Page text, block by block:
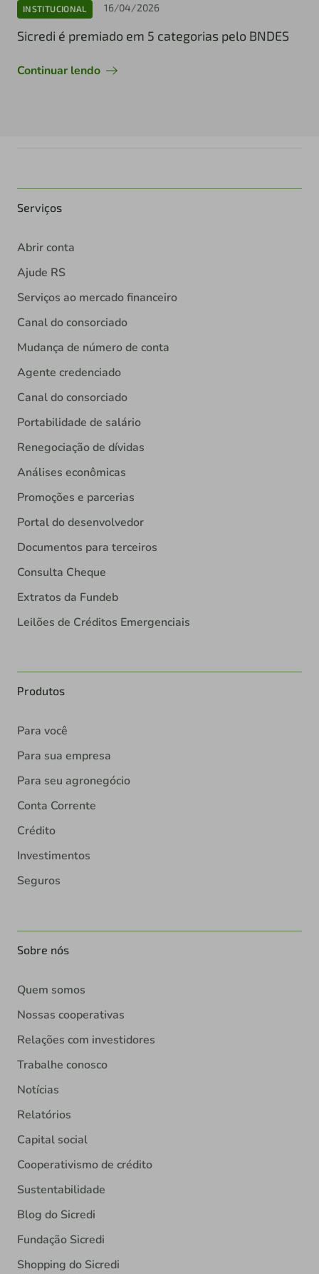
INSTITUCIONAL 16/04/2026
Sicredi é premiado em 5 categorias pelo BNDES
Continuar lendo
Serviços
Abrir conta
Ajude RS
Serviços ao mercado financeiro
Canal do consorciado
Mudança de número de conta
Agente credenciado
Canal do consorciado
Portabilidade de salário
Renegociação de dívidas
Análises econômicas
Promoções e parcerias
Portal do desenvolvedor
Documentos para terceiros
Consulta Cheque
Extratos da Fundeb
Leilões de Créditos Emergenciais
Produtos
Para você
Para sua empresa
Para seu agronegócio
Conta Corrente
Crédito
Investimentos
Seguros
Sobre nós
Quem somos
Nossas cooperativas
Relações com investidores
Trabalhe conosco
Notícias
Relatórios
Capital social
Cooperativismo de crédito
Sustentabilidade
Blog do Sicredi
Fundação Sicredi
Shopping do Sicredi